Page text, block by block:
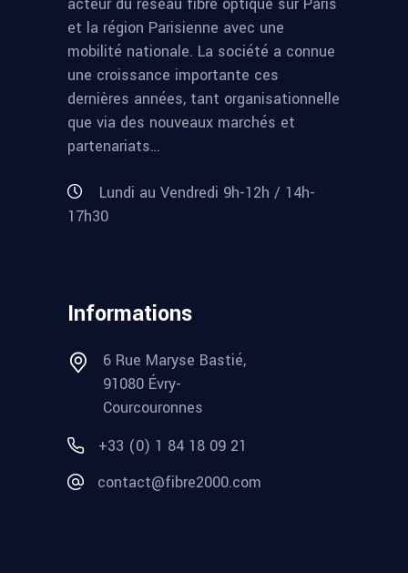
et la région Parisienne avec une
mobilité nationale. La société a connue
une croissance importante ces
dernières années, tant organisationnelle
que via des nouveaux marchés et
partenariats…
Lundi au Vendredi 9h-12h / 14h-
17h30
Informations
6 Rue Maryse Bastié,
91080 Évry-
Courcouronnes
+33 (0) 1 84 18 09 21
contact@fibre2000.com